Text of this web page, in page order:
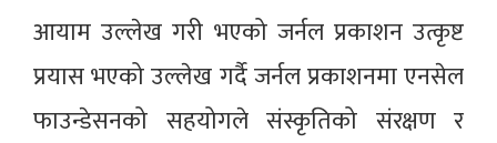
आयाम उल्लेख गरी भएको जर्नल प्रकाशन उत्कृष्ट
प्रयास भएको उल्लेख गर्दै जर्नल प्रकाशनमा एनसेल
फाउन्डेसनको सहयोगले संस्कृतिको संरक्षण र